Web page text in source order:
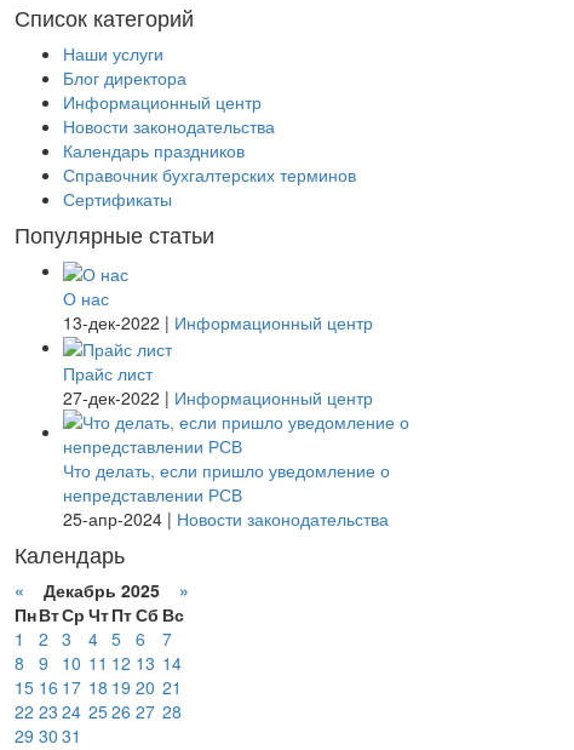
Список категорий
Наши услуги
Блог директора
Информационный центр
Новости законодательства
Календарь праздников
Справочник бухгалтерских терминов
Сертификаты
Популярные статьи
О нас
13-дек-2022 | Информационный центр
Прайс лист
27-дек-2022 | Информационный центр
Что делать, если пришло уведомление о
непредставлении РСВ
25-апр-2024 | Новости законодательства
Календарь
« Декабрь 2025 »
ПнВтСр ЧтПтСб Вс
1
2 3 4 5 6
7
8
9 10 11 12 13 14
15 16 17 18 19 20 21
22 23 24 2526 27 28
29 30 31